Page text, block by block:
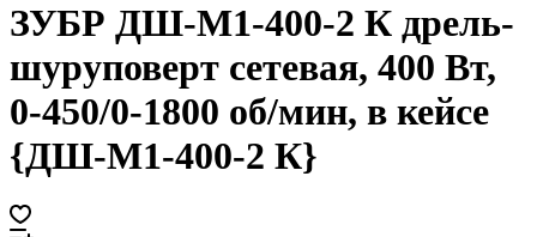
ЗУБР ДШ-М1-400-2 К дрель-
шуруповерт сетевая, 400 Вт,
0-450/0-1800 об/мин, в кейсе
{ДШ-М1-400-2 К}